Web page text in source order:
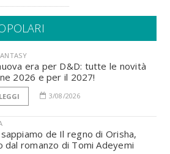
era per D&D: tutte le novità
2026 e per il 2027!
LEGGI 3/08/2026
de Il regno di Orisha,
romanzo di Tomi Adeyemi